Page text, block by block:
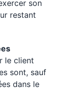
son
restant
le client
sont, sauf
dans le